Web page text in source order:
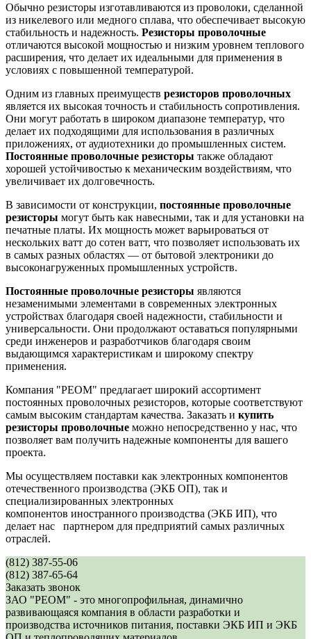
Обычно резисторы изготавливаются из проволоки, сделанной
из никелевого или медного сплава, что обеспечивает высокую
стабильность и надежность. Резисторы проволочные
отличаются высокой мощностью и низким уровнем теплового
расширения, что делает их идеальными для применения в
условиях с повышенной температурой.
Одним из главных преимуществ резисторов проволочных
является их высокая точность и стабильность сопротивления.
Они могут работать в широком диапазоне температур, что
делает их подходящими для использования в различных
приложениях, от аудиотехники до промышленных систем.
Постоянные проволочные резисторы также обладают
хорошей устойчивостью к механическим воздействиям, что
увеличивает их долговечность.
В зависимости от конструкции, постоянные проволочные
резисторы могут быть как навесными, так и для установки на
печатные платы. Их мощность может варьироваться от
нескольких ватт до сотен ватт, что позволяет использовать их
в самых разных областях — от бытовой электроники до
высоконагруженных промышленных устройств.
Постоянные проволочные резисторы являются
незаменимыми элементами в современных электронных
устройствах благодаря своей надежности, стабильности и
универсальности. Они продолжают оставаться популярными
среди инженеров и разработчиков благодаря своим
выдающимся характеристикам и широкому спектру
применения.
Компания "РЕОМ" предлагает широкий ассортимент
постоянных проволочных резисторов, которые соответствуют
самым высоким стандартам качества. Заказать и купить
резисторы проволочные можно непосредственно у нас, что
позволяет вам получить надежные компоненты для вашего
проекта.
Мы осуществляем поставки как электронных компонентов
отечественного производства (ЭКБ ОП), так и
специализированных электронных
компонентов иностранного производства (ЭКБ ИП), что
делает нас партнером для предприятий самых различных
отраслей.
(812) 387-55-06
(812) 387-65-64
Заказать звонок
ЗАО "РЕОМ" - это многопрофильная, динамично
развивающаяся компания в области разработки и
производства источников питания, поставки ЭКБ ИП и ЭКБ